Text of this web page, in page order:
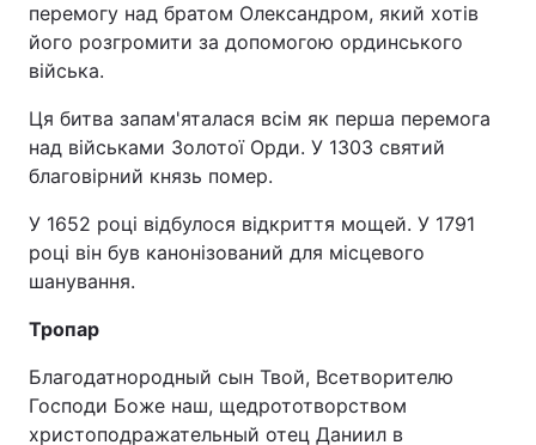
перемогу над братом Олександром, який хотів
його розгромити за допомогою ординського
війська.
Ця битва запам'яталася всім як перша перемога
над військами Золотої Орди. У 1303 святий
благовірний князь помер.
У 1652 році відбулося відкриття мощей. У 1791
році він був канонізований для місцевого
шанування.
Тропар
Благодатнородный сын Твой, Всетворителю
Господи Боже наш, щедрототворством
христоподражательный отец Даниил в